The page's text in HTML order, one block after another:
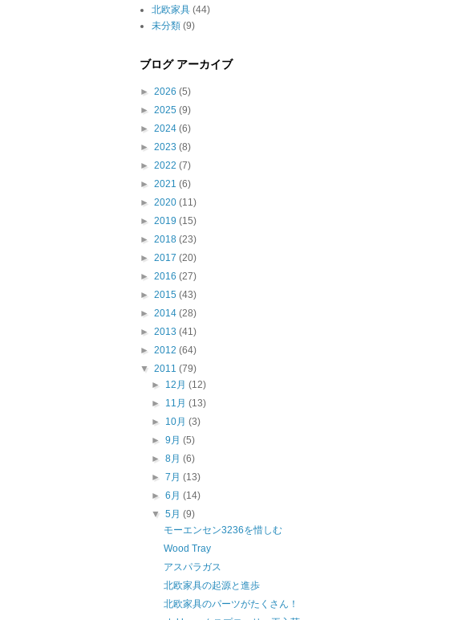
北欧家具 (44)
未分類 (9)
ブログ アーカイブ
► 2026 (5)
► 2025 (9)
► 2024 (6)
► 2023 (8)
► 2022 (7)
► 2021 (6)
► 2020 (11)
► 2019 (15)
► 2018 (23)
► 2017 (20)
► 2016 (27)
► 2015 (43)
► 2014 (28)
► 2013 (41)
► 2012 (64)
▼ 2011 (79)
► 12月(12)
► 11月(13)
► 10月(3)
►9月(5)
►8月(6)
►7月(13)
►6月(14)
▼5月(9)
モーエンセン3236を惜しむ
Wood Tray
アスパラガス
北欧家具の起源と進歩
北欧家具のパーツがたくさん！